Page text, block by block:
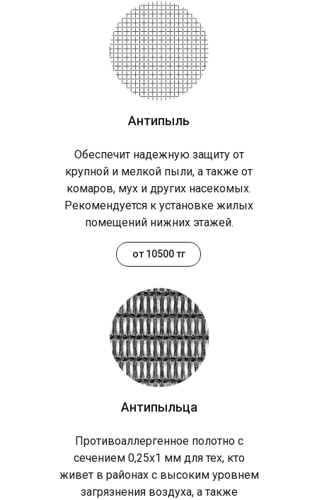
Антипыльца
Антипыль
Противоаллергенное полотно с
сечением 0,25х1 мм для тех, кто
живет в районах с высоким уровнем
загрязнения воздуха, а также
Обеспечит надежную защиту от
крупной и мелкой пыли, а также от
комаров, мух и других насекомых.
Рекомендуется к установке жилых
помещений нижних этажей.
от 10500 тг